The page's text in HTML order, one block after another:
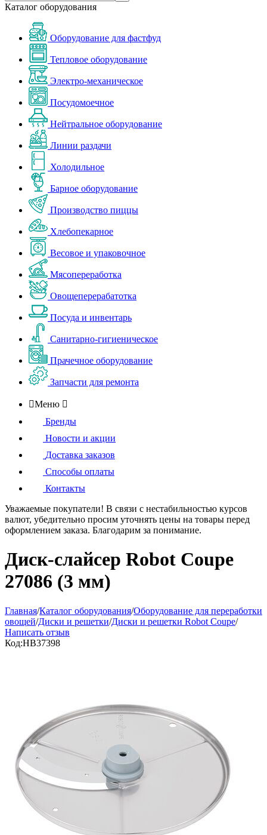
Каталог оборудования
Оборудование для фастфуд
Тепловое оборудование
Электро-механическое
Посудомоечное
Нейтральное оборудование
Линии раздачи
Холодильное
Барное оборудование
Производство пиццы
Хлебопекарное
Весовое и упаковочное
Мясопереработка
Овощеперерабатотка
Посуда и инвентарь
Санитарно-гигиеническое
Прачечное оборудование
Запчасти для ремонта
Меню 
Бренды
Новости и акции
Доставка заказов
Способы оплаты
Контакты
Уважаемые покупатели! В связи с нестабильностью курсов
валют, убедительно просим уточнять цены на товары перед
оформлением заказа. Благодарим за понимание.
Диск-слайсер Robot Coupe
27086 (3 мм)
Главная/Каталог оборудования/Оборудование для переработки
овощей/Диски и решетки/Диски и решетки Robot Coupe/
Написать отзыв
Код:HB37398